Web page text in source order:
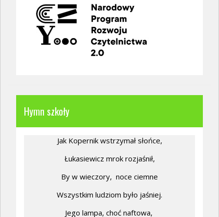
Hymn szkoły
Jak Kopernik wstrzymał słońce,
Łukasiewicz mrok rozjaśnił,
By w wieczory, noce ciemne
Wszystkim ludziom było jaśniej.
Jego lampa, choć naftowa,